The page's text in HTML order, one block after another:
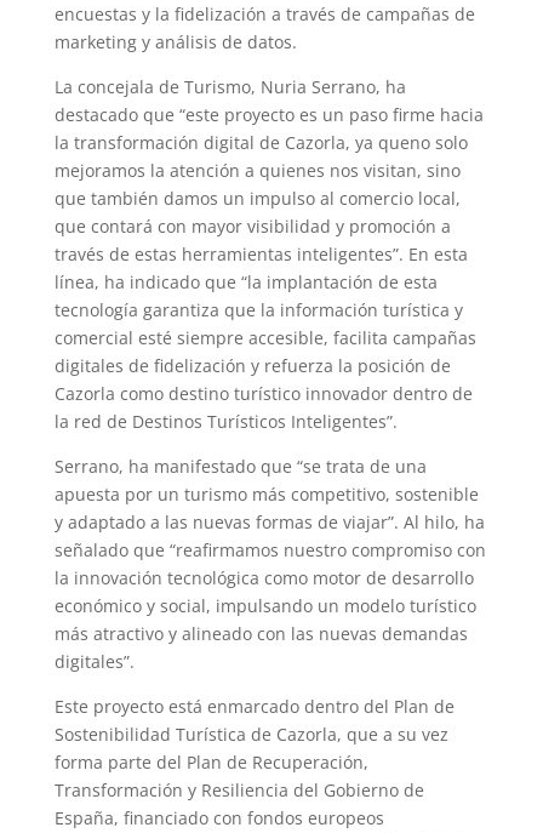
encuestas y la fidelización a través de campañas de
marketing y análisis de datos.
La concejala de Turismo, Nuria Serrano, ha
destacado que “este proyecto es un paso firme hacia
la transformación digital de Cazorla, ya queno solo
mejoramos la atención a quienes nos visitan, sino
que también damos un impulso al comercio local,
que contará con mayor visibilidad y promoción a
través de estas herramientas inteligentes”. En esta
línea, ha indicado que “la implantación de esta
tecnología garantiza que la información turística y
comercial esté siempre accesible, facilita campañas
digitales de fidelización y refuerza la posición de
Cazorla como destino turístico innovador dentro de
la red de Destinos Turísticos Inteligentes”.
Serrano, ha manifestado que “se trata de una
apuesta por un turismo más competitivo, sostenible
y adaptado a las nuevas formas de viajar”. Al hilo, ha
señalado que “reafirmamos nuestro compromiso con
la innovación tecnológica como motor de desarrollo
económico y social, impulsando un modelo turístico
más atractivo y alineado con las nuevas demandas
digitales”.
Este proyecto está enmarcado dentro del Plan de
Sostenibilidad Turística de Cazorla, que a su vez
forma parte del Plan de Recuperación,
Transformación y Resiliencia del Gobierno de
España, financiado con fondos europeos